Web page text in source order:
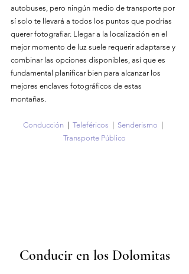
autobuses, pero ningún medio de transporte por
sí solo te llevará a todos los puntos que podrías
querer fotografiar. Llegar a la localización en el
mejor momento de luz suele requerir adaptarse y
combinar las opciones disponibles, así que es
fundamental planificar bien para alcanzar los
mejores enclaves fotográficos de estas
montañas.
Conducción
  |
Teleféricos
  |
Senderismo
  |
Transporte Público
Conducir en los Dolomitas